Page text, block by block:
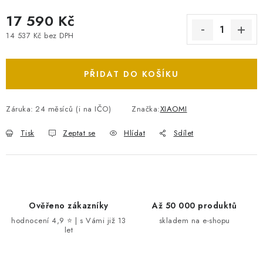
17 590 Kč
14 537 Kč bez DPH
PŘIDAT DO KOŠÍKU
Záruka: 24 měsíců (i na IČO) Značka:XIAOMI
Tisk Zeptat se Hlídat Sdílet
Ověřeno zákazníky
hodnocení 4,9 ⭐ | s Vámi již 13
let
Až 50 000 produktů
skladem na e-shopu